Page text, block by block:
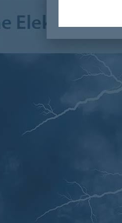
Elektrizität